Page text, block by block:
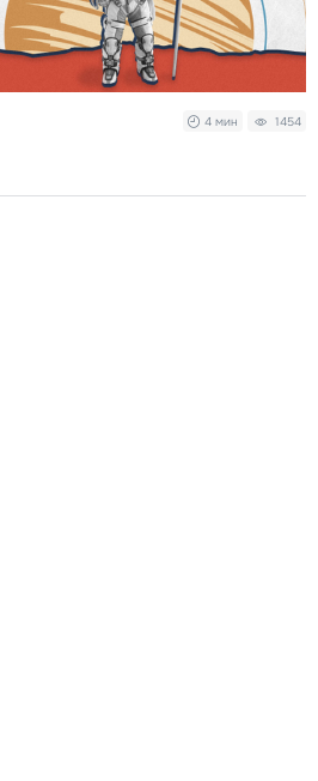
4 мин 1454